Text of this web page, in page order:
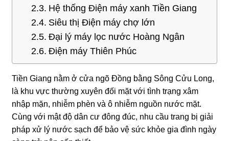
Hệ thống Điện máy xanh Tiền Giang
Siêu thị Điện máy chợ lớn
Đại lý máy lọc nước Hoàng Ngân
Điện máy Thiên Phúc
Tiền Giang nằm ở cửa ngõ Đồng bằng Sông Cửu Long,
là khu vực thường xuyên đối mặt với tình trạng xâm
nhập mặn, nhiễm phèn và ô nhiễm nguồn nước mặt.
Cùng với mật độ dân cư đông đúc, nhu cầu trang bị giải
pháp xử lý nước sạch để bảo vệ sức khỏe gia đình ngày